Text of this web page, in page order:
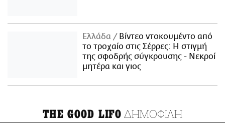
Ελλάδα
Βίντεο ντοκουμέντο από
το τροχαίο στις Σέρρες: Η στιγμή
της σφοδρής σύγκρουσης - Νεκροί
μητέρα και γιος
THE GOOD LIFO ΔΗΜΟΦΙΛΗ